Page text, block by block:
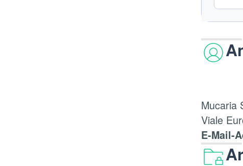
Mucaria
Viale
E-Mail-